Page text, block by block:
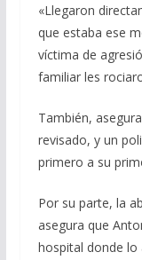
«Llegaron
que estaba ese
víctima de
familiar les
También,
revisado, y un
primero a su
Por su parte, la
asegura que
hospital donde lo